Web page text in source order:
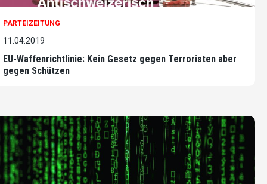
PARTEIZEITUNG
11.04.2019
EU-Waffenrichtlinie: Kein Gesetz gegen Terroristen aber
gegen Schützen